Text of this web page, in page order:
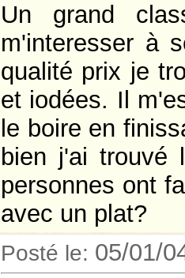
Un grand
m'interesser à
qualité prix je
et iodées. Il
le boire en
bien j'ai trouvé
personnes ont
avec un plat?
Posté le: 05/01/